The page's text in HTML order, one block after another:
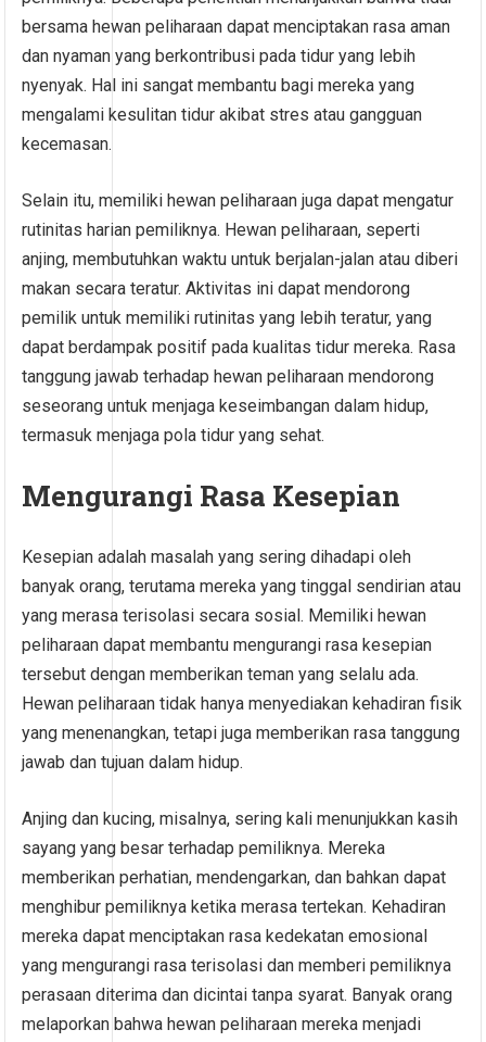
bersama hewan peliharaan dapat menciptakan rasa aman
dan nyaman yang berkontribusi pada tidur yang lebih
nyenyak. Hal ini sangat membantu bagi mereka yang
mengalami kesulitan tidur akibat stres atau gangguan
kecemasan.
Selain itu, memiliki hewan peliharaan juga dapat mengatur
rutinitas harian pemiliknya. Hewan peliharaan, seperti
anjing, membutuhkan waktu untuk berjalan-jalan atau diberi
makan secara teratur. Aktivitas ini dapat mendorong
pemilik untuk memiliki rutinitas yang lebih teratur, yang
dapat berdampak positif pada kualitas tidur mereka. Rasa
tanggung jawab terhadap hewan peliharaan mendorong
seseorang untuk menjaga keseimbangan dalam hidup,
termasuk menjaga pola tidur yang sehat.
Mengurangi Rasa Kesepian
Kesepian adalah masalah yang sering dihadapi oleh
banyak orang, terutama mereka yang tinggal sendirian atau
yang merasa terisolasi secara sosial. Memiliki hewan
peliharaan dapat membantu mengurangi rasa kesepian
tersebut dengan memberikan teman yang selalu ada.
Hewan peliharaan tidak hanya menyediakan kehadiran fisik
yang menenangkan, tetapi juga memberikan rasa tanggung
jawab dan tujuan dalam hidup.
Anjing dan kucing, misalnya, sering kali menunjukkan kasih
sayang yang besar terhadap pemiliknya. Mereka
memberikan perhatian, mendengarkan, dan bahkan dapat
menghibur pemiliknya ketika merasa tertekan. Kehadiran
mereka dapat menciptakan rasa kedekatan emosional
yang mengurangi rasa terisolasi dan memberi pemiliknya
perasaan diterima dan dicintai tanpa syarat. Banyak orang
melaporkan bahwa hewan peliharaan mereka menjadi